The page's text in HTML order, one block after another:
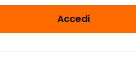
Accedi